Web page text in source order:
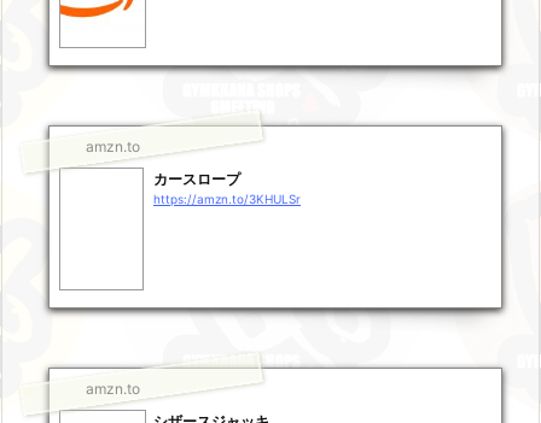
amzn.to
カースロープ
https://amzn.to/3KHULSr
amzn.to